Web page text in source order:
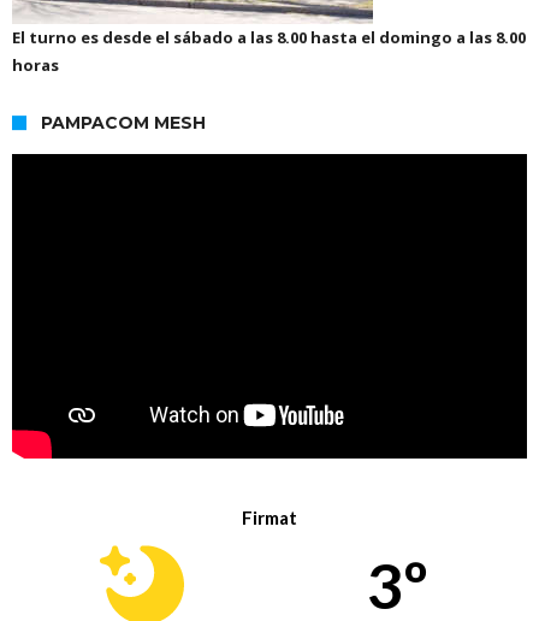
El turno es desde el sábado a las 8.00 hasta el domingo a las 8.00
horas
PAMPACOM MESH
Firmat
3º